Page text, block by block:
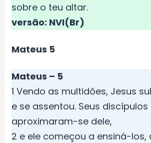
sobre o teu altar.
versão: NVI(Br)
Mateus 5
Mateus – 5
1 Vendo as multidões, Jesus
e se assentou. Seus discípulos
aproximaram-se dele,
2 e ele começou a ensiná-los,